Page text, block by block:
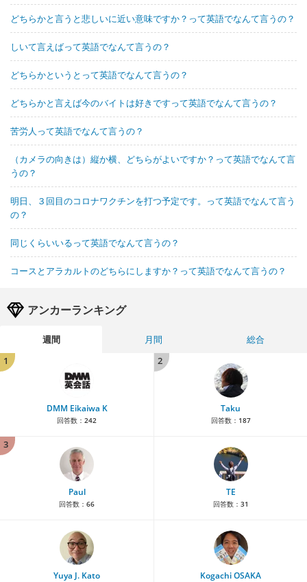
どちらかと言うと悲しいに近い意味ですか？って英語でなんて言うの？
しいて言えばって英語でなんて言うの？
どちらかというとって英語でなんて言うの？
どちらかと言えば今のバイトは好きですって英語でなんて言うの？
苦労人って英語でなんて言うの？
（カメラの向きは）縦か横、どちらがよいですか？って英語でなんて言
うの？
明日、３回目のコロナワクチンを打つ予定です。って英語でなんて言う
の？
同じくらいいるって英語でなんて言うの？
コースとアラカルトのどちらにしますか？って英語でなんて言うの？
アンカーランキング
週間 月間
総合
1
DMM Eikaiwa K
回答数： 242
2
Taku
回答数： 187
3
Paul
回答数： 66
TE
回答数： 31
Yuya J. Kato Kogachi OSAKA